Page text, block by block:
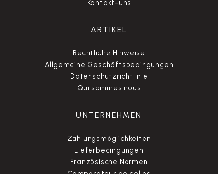
Kontakt-uns
ARTIKEL
Rechtliche Hinweise
Allgemeine Geschäftsbedingungen
Datenschutzrichtlinie
Qui sommes nous
UNTERNEHMEN
Zahlungsmöglichkeiten
Lieferbedingungen
Französische Normen